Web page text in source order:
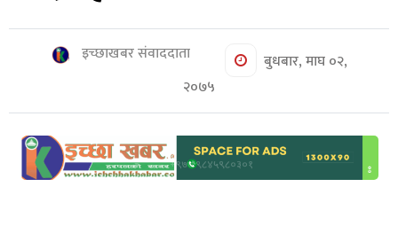
कृषि
खेलकुद
स्वास्थ्य
मनोरञ्जन
रोचक
इच्छाखबर संवाददाता
बुधबार, माघ ०२,
२०७५